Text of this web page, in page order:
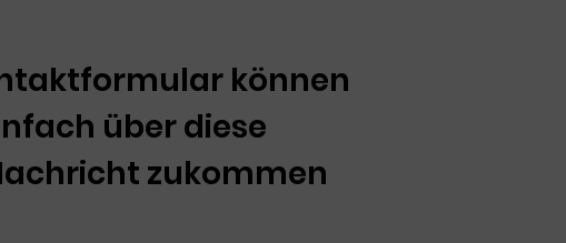
können
über diese
zukommen